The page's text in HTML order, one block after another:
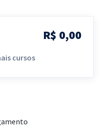
R$ 0,00
cursos